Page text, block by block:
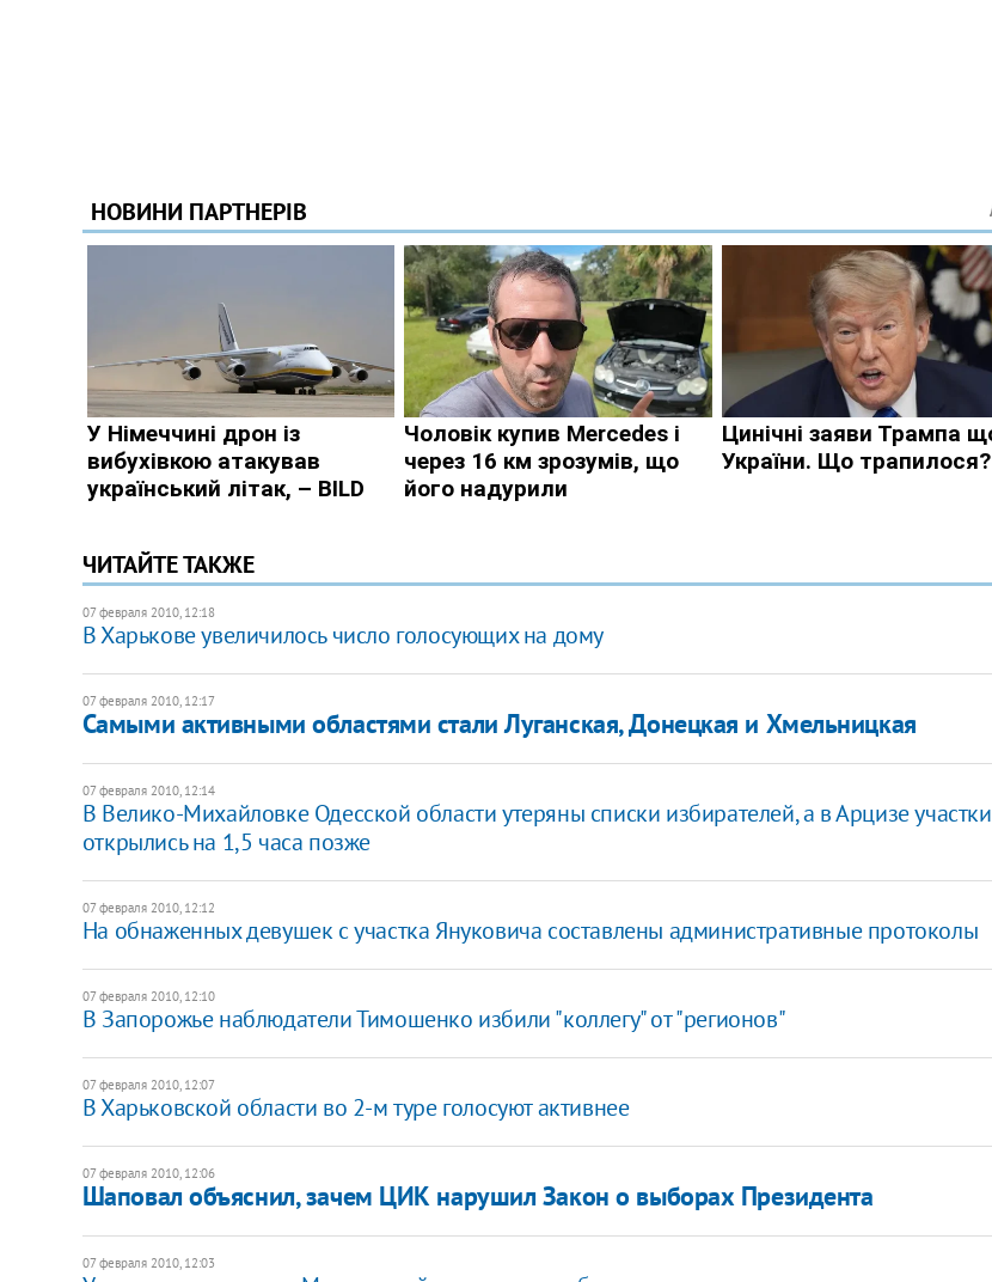
ЧИТАЙТЕ ТАКЖЕ
07 февраля 2010, 12:18
В Харькове увеличилось число голосующих на дому
07 февраля 2010, 12:17
Самыми активными областями стали Луганская, Донецкая и Хмельницкая
07 февраля 2010, 12:14
В Велико-Михайловке Одесской области утеряны списки избирателей, а в Арцизе участки
открылись на 1,5 часа позже
07 февраля 2010, 12:12
На обнаженных девушек с участка Януковича составлены административные протоколы
07 февраля 2010, 12:10
В Запорожье наблюдатели Тимошенко избили "коллегу" от "регионов"
07 февраля 2010, 12:07
В Харьковской области во 2-м туре голосуют активнее
07 февраля 2010, 12:06
Шаповал объяснил, зачем ЦИК нарушил Закон о выборах Президента
07 февраля 2010, 12:03